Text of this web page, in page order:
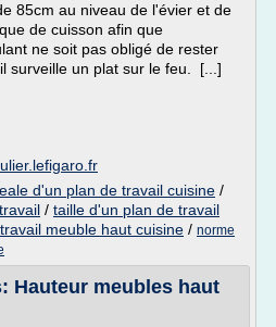
85cm au niveau de l'évier et de
de cuisson afin que
ne soit pas obligé de rester
surveille un plat sur le feu. [...]
d'un plan de travail cuisine /
/ taille d'un plan de travail
meuble haut cuisine / norme
Hauteur meubles haut